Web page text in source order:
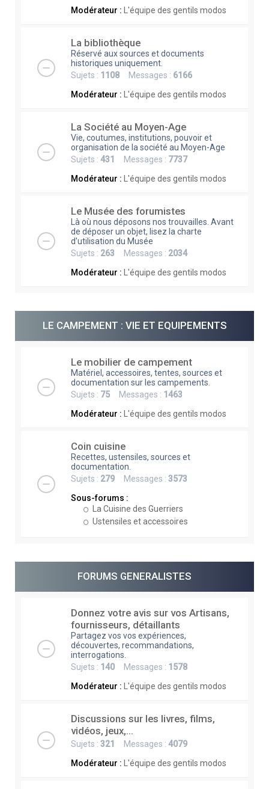
Modérateur :
L'équipe des gentils modos
La bibliothèque
Réservé aux sources et documents
historiques uniquement.
Sujets : 1108 Messages : 6166
Modérateur :
L'équipe des gentils modos
La Société au Moyen-Age
Vie, coutumes, institutions, pouvoir et
organisation de la société au Moyen-Age
Sujets : 431 Messages : 7737
Modérateur :
L'équipe des gentils modos
Le Musée des forumistes
Là où nous déposons nos trouvailles. Avant
de déposer un objet, lisez la charte
d'utilisation du Musée
Sujets : 263 Messages : 2034
Modérateur :
L'équipe des gentils modos
LE CAMPEMENT : VIE ET EQUIPEMENTS
Le mobilier de campement
Matériel, accessoires, tentes, sources et
documentation sur les campements.
Sujets : 75 Messages : 1463
Modérateur :
L'équipe des gentils modos
Coin cuisine
Recettes, ustensiles, sources et
documentation.
Sujets : 279 Messages : 3573
Sous-forums :
La Cuisine des Guerriers
Ustensiles et accessoires
FORUMS GENERALISTES
Donnez votre avis sur vos Artisans,
fournisseurs, détaillants
Partagez vos vos expériences,
découvertes, recommandations,
interrogations.
Sujets : 140 Messages : 1578
Modérateur :
L'équipe des gentils modos
Discussions sur les livres, films,
vidéos, jeux,...
Sujets : 321 Messages : 4079
Modérateur :
L'équipe des gentils modos